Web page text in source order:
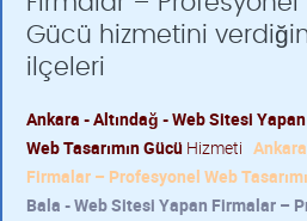
Gücü hizmetini
ilçeleri
Ankara - Altındağ - Web Sitesi
Web Tasarımın Gücü Hizmeti
Firmalar – Profesyonel Web
Bala - Web Sitesi Yapan Firmalar –